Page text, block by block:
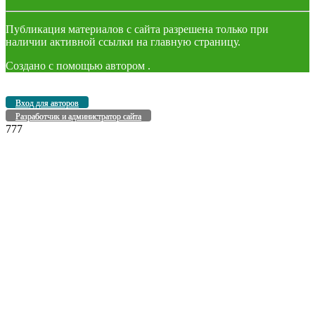
Публикация материалов с сайта разрешена только при
наличии активной ссылки на главную страницу.
Создано с помощью автором .
Вход для авторов
Разработчик и администратор сайта
777